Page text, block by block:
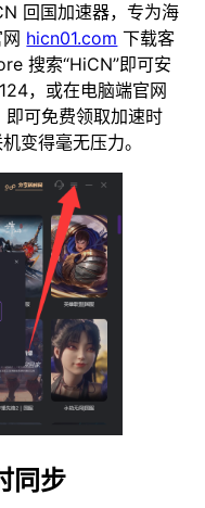
回国加速器，专为海
hicn01.com 下载客
搜索“HiCN”即可安
，或在电脑端官网
即可免费领取加速时
变得毫无压力。
同步